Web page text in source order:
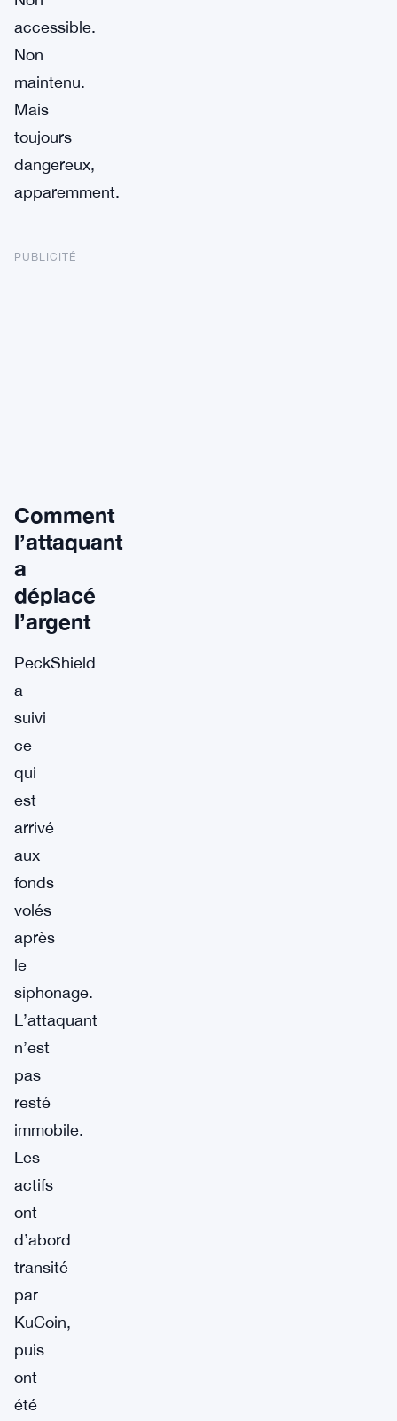
accessible.
Non
maintenu.
Mais
toujours
dangereux,
apparemment.
PUBLICITÉ
Comment
l’attaquant
a
déplacé
l’argent
PeckShield
a
suivi
ce
qui
est
arrivé
aux
fonds
volés
après
le
siphonage.
L’attaquant
n’est
pas
resté
immobile.
Les
actifs
ont
d’abord
transité
par
KuCoin,
puis
ont
été